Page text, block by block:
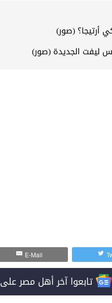
أرتيجا؟ (صور)
ليفت الجديدة (صور)
E-Mail
تابعوا آخر أهل مصر على Google News